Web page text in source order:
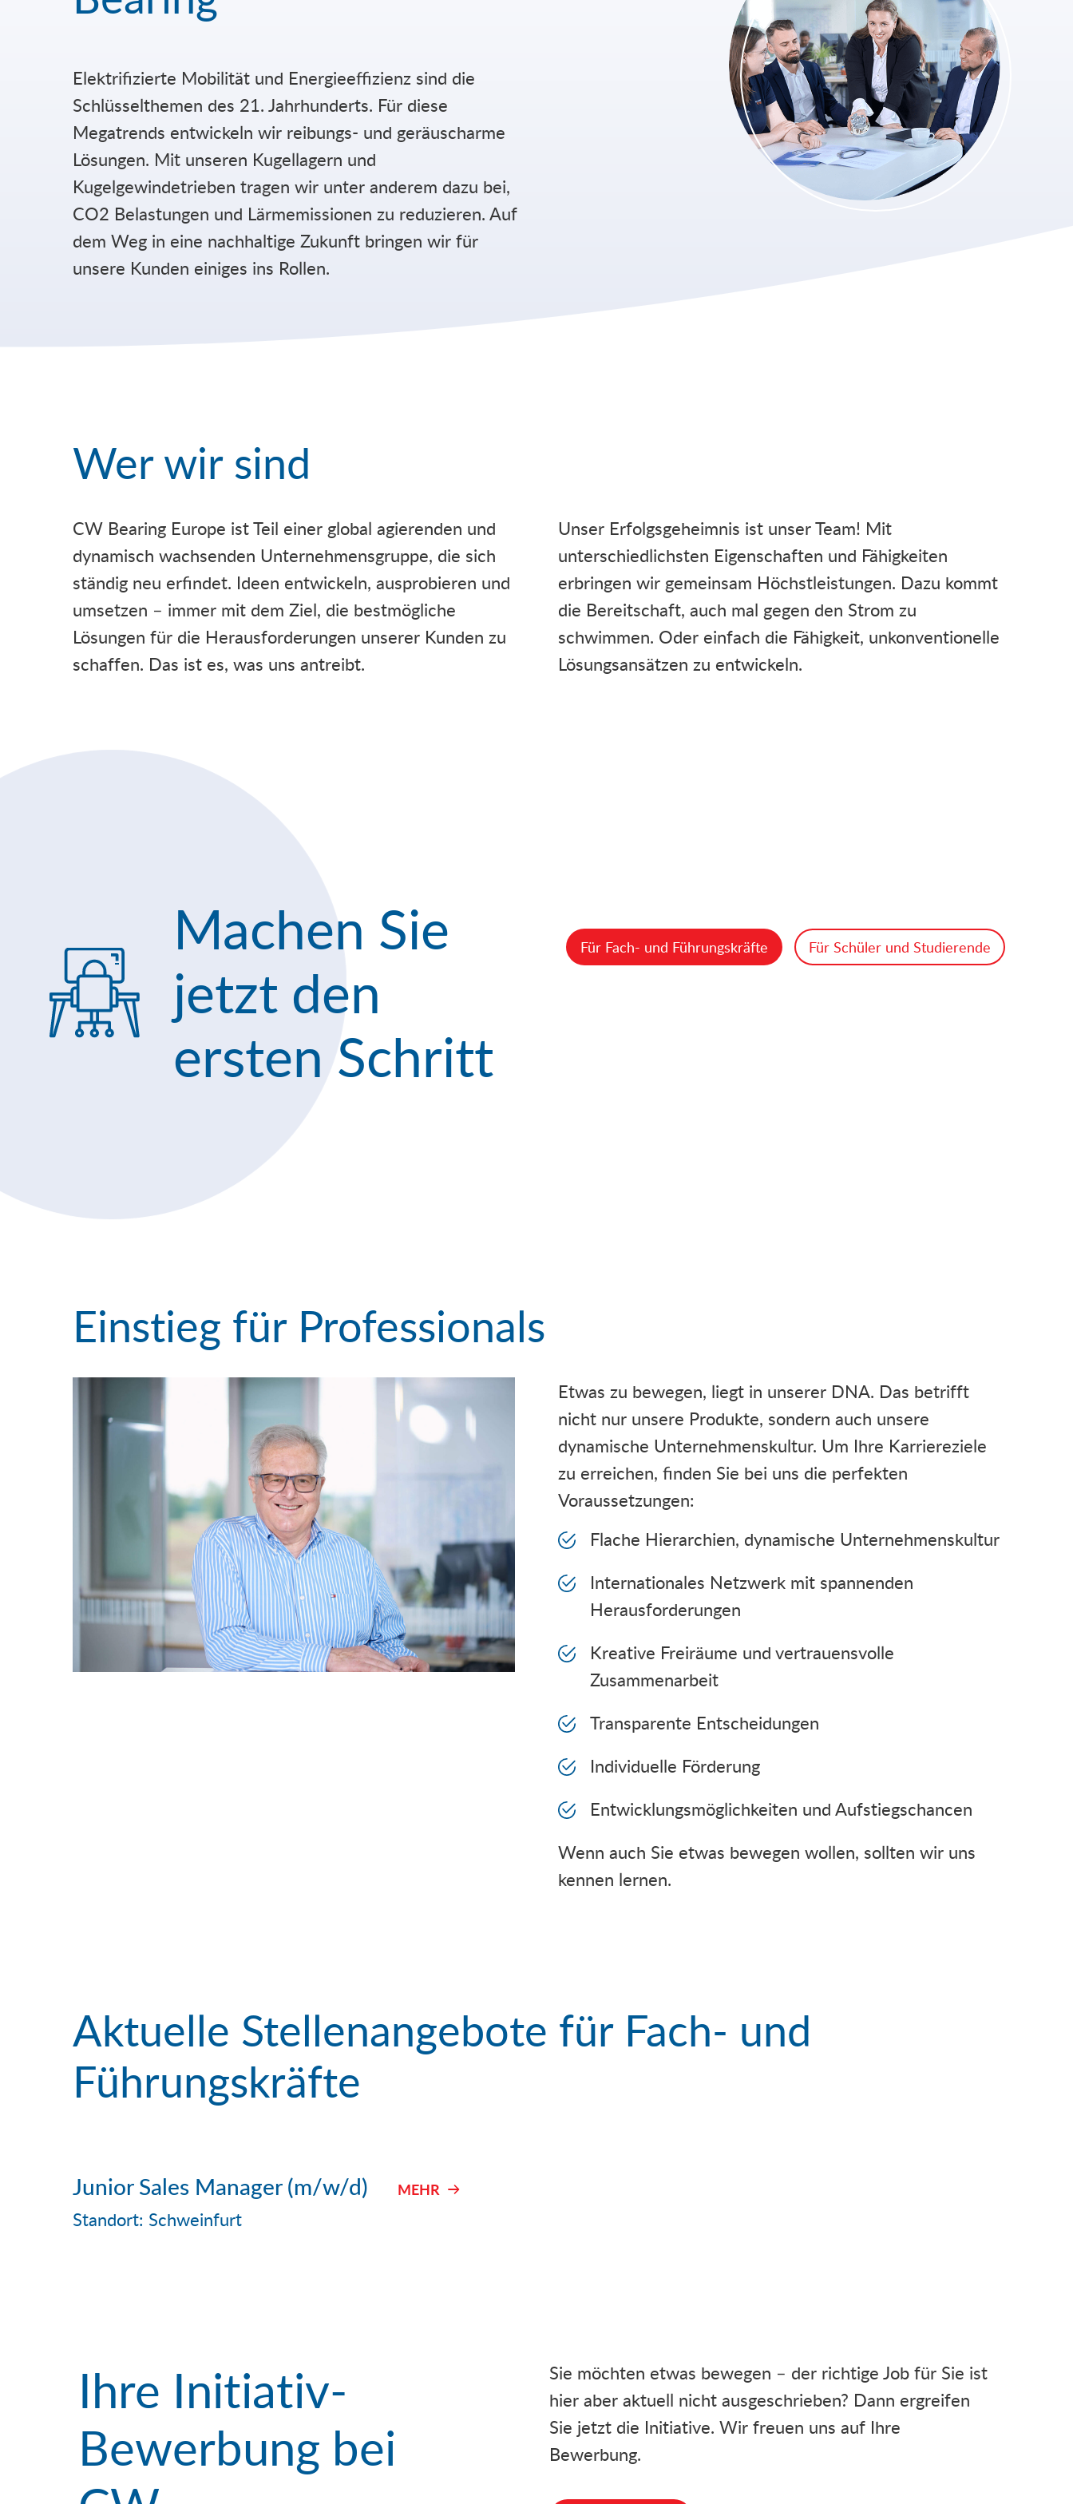
Karriere
Unternehmen
FAQ
News
Elektrifizierte Mobilität und Energieeffizienz sind die
Schlüsselthemen des 21. Jahrhunderts. Für diese
Megatrends entwickeln wir reibungs- und geräuscharme
Lösungen. Mit unseren Kugellagern und
Kugelgewindetrieben tragen wir unter anderem dazu bei,
CO2 Belastungen und Lärmemissionen zu reduzieren. Auf
dem Weg in eine nachhaltige Zukunft bringen wir für
unsere Kunden einiges ins Rollen.
Wer wir sind
CW Bearing Europe ist Teil einer global agierenden und
dynamisch wachsenden Unternehmensgruppe, die sich
ständig neu erfindet. Ideen entwickeln, ausprobieren und
umsetzen – immer mit dem Ziel, die bestmögliche
Lösungen für die Herausforderungen unserer Kunden zu
schaffen. Das ist es, was uns antreibt.
Unser Erfolgsgeheimnis ist unser Team! Mit
unterschiedlichsten Eigenschaften und Fähigkeiten
erbringen wir gemeinsam Höchstleistungen. Dazu kommt
die Bereitschaft, auch mal gegen den Strom zu
schwimmen. Oder einfach die Fähigkeit, unkonventionelle
Lösungsansätzen zu entwickeln.
Machen Sie
jetzt den
ersten Schritt
Für Fach- und Führungskräfte Für Schüler und Studierende
Einstieg für Professionals
Etwas zu bewegen, liegt in unserer DNA. Das betrifft
nicht nur unsere Produkte, sondern auch unsere
dynamische Unternehmenskultur. Um Ihre Karriereziele
zu erreichen, finden Sie bei uns die perfekten
Voraussetzungen:
Flache Hierarchien, dynamische Unternehmenskultur
Internationales Netzwerk mit spannenden
Herausforderungen
Kreative Freiräume und vertrauensvolle
Zusammenarbeit
Transparente Entscheidungen
Individuelle Förderung
Entwicklungsmöglichkeiten und Aufstiegschancen
Wenn auch Sie etwas bewegen wollen, sollten wir uns
kennen lernen.
Aktuelle Stellenangebote für Fach- und
Führungskräfte
Junior Sales Manager (m/w/d) MEHR
Standort: Schweinfurt
Ihre Initiativ-
Bewerbung bei
Sie möchten etwas bewegen – der richtige Job für Sie ist
hier aber aktuell nicht ausgeschrieben? Dann ergreifen
Sie jetzt die Initiative. Wir freuen uns auf Ihre
Bewerbung.